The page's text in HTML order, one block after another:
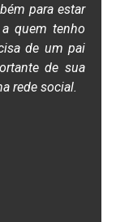
para estar
quem tenho
de um pai
de sua
rede social.